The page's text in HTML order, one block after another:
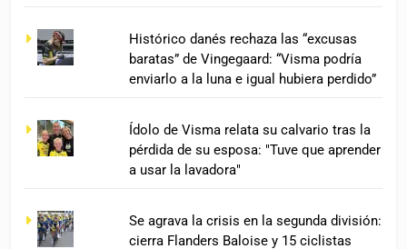
Histórico danés rechaza las “excusas
baratas” de Vingegaard: “Visma podría
enviarlo a la luna e igual hubiera perdido”
Ídolo de Visma relata su calvario tras la
pérdida de su esposa: "Tuve que aprender
a usar la lavadora"
Se agrava la crisis en la segunda división:
cierra Flanders Baloise y 15 ciclistas